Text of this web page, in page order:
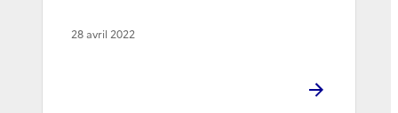
28 avril 2022